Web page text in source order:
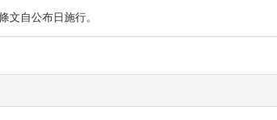
文自公布日施行。